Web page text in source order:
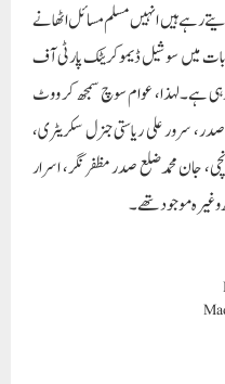
رہے ہیں انہیں مسلم مسائل اٹھانے
میں سوشیل ڈیموکریٹک پارٹی آف
ہے۔لہذا، عوام سوچ سمجھ کر ووٹ
سرور علی ریاستی جنرل سکریٹری،
جان محمدضلع صدر مظفر نگر، اسرار
موجود تھے۔